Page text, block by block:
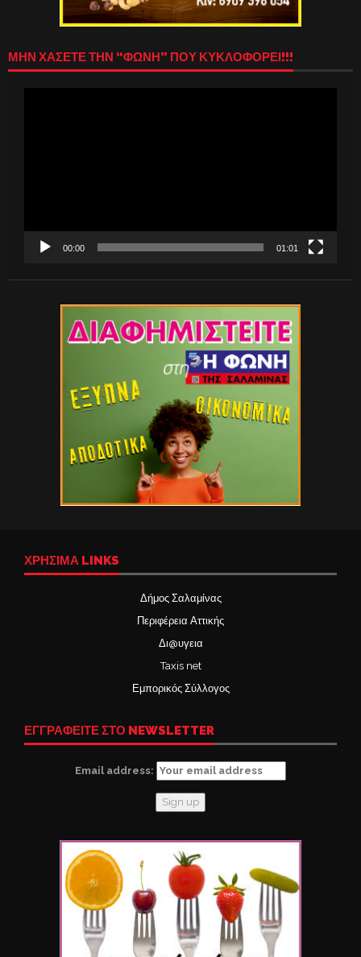
ΜΗΝ ΧΑΣΕΤΕ ΤΗΝ “ΦΩΝΗ” ΠΟΥ ΚΥΚΛΟΦΟΡΕΙ!!!
00:00 01:01
ΧΡΉΣΙΜΑ LINKS
Δήμος Σαλαμίνας
Περιφέρεια Αττικής
Δι@υγεια
Taxis net
Εμπορικός Σύλλογος
ΕΓΓΡΑΦΕΙΤΕ ΣΤΟ NEWSLETTER
Email address: